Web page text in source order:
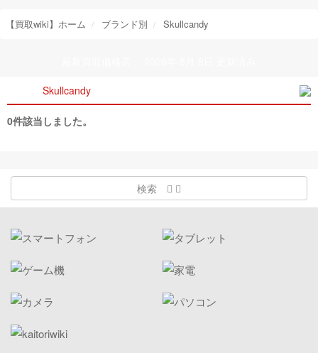
【買取wiki】ホーム ブランド別 Skullcandy
Skullcandy
0件該当しました。
検索